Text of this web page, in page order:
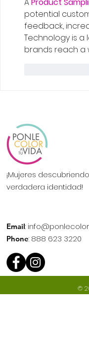
A Product
potential
feedback,
Technology is
brands reach a
¡Mujeres
verdadera identidad!
Email:
Phone: 888 623 3220
©